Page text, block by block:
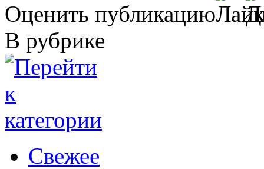
Оценить публикацию
В рубрике
Свежее